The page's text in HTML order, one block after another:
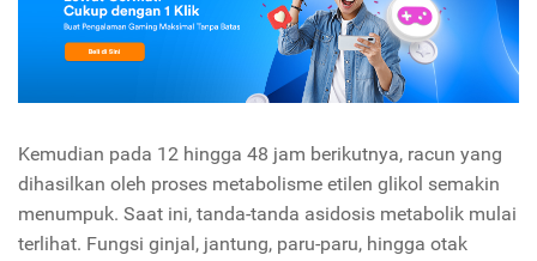
Kemudian pada 12 hingga 48 jam berikutnya, racun yang
dihasilkan oleh proses metabolisme etilen glikol semakin
menumpuk. Saat ini, tanda-tanda asidosis metabolik mulai
terlihat. Fungsi ginjal, jantung, paru-paru, hingga otak